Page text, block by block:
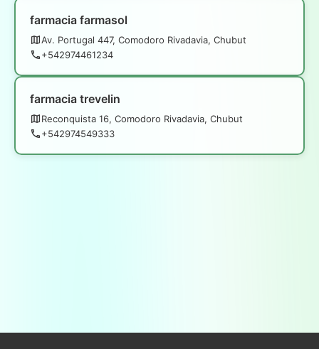
farmacia farmasol
Av. Portugal 447, Comodoro Rivadavia, Chubut
+542974461234
farmacia trevelin
Reconquista 16, Comodoro Rivadavia, Chubut
+542974549333